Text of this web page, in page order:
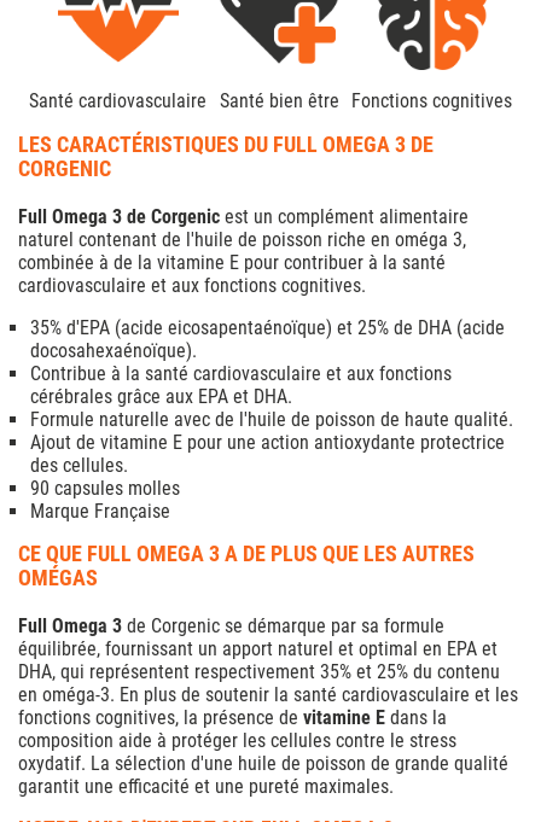
Santé cardiovasculaire Santé bien être Fonctions cognitives
LES CARACTÉRISTIQUES DU FULL OMEGA 3 DE
CORGENIC
Full Omega 3 de Corgenic est un complément alimentaire
naturel contenant de l'huile de poisson riche en oméga 3,
combinée à de la vitamine E pour contribuer à la santé
cardiovasculaire et aux fonctions cognitives.
35% d'EPA (acide eicosapentaénoïque) et 25% de DHA (acide
docosahexaénoïque).
Contribue à la santé cardiovasculaire et aux fonctions
cérébrales grâce aux EPA et DHA.
Formule naturelle avec de l'huile de poisson de haute qualité.
Ajout de vitamine E pour une action antioxydante protectrice
des cellules.
90 capsules molles
Marque Française
CE QUE FULL OMEGA 3 A DE PLUS QUE LES AUTRES
OMÉGAS
Full Omega 3 de Corgenic se démarque par sa formule
équilibrée, fournissant un apport naturel et optimal en EPA et
DHA, qui représentent respectivement 35% et 25% du contenu
en oméga-3. En plus de soutenir la santé cardiovasculaire et les
fonctions cognitives, la présence de vitamine E dans la
composition aide à protéger les cellules contre le stress
oxydatif. La sélection d'une huile de poisson de grande qualité
garantit une efficacité et une pureté maximales.